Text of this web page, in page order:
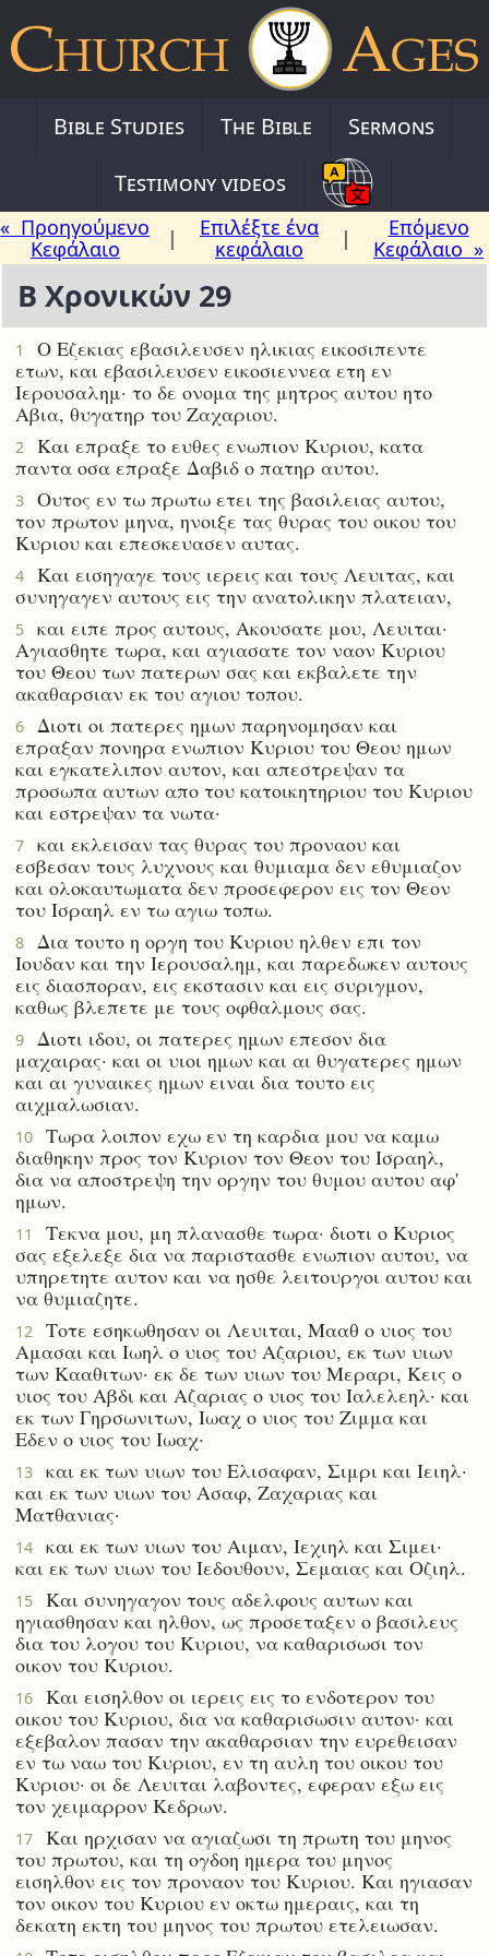
Bible Studies The Bible
Sermons
Testimony videos
« Προηγούμενο
Κεφάλαιο
|
Επιλέξτε ένα
κεφάλαιο
|
Επόμενο
Κεφάλαιο »
Β Χρονικών 29
1
Ο Εζεκιας εβασιλευσεν ηλικιας εικοσιπεντε
ετων, και εβασιλευσεν εικοσιεννεα ετη εν
Ιερουσαλημ· το δε ονομα της μητρος αυτου ητο
Αβια, θυγατηρ του Ζαχαριου.
2
Και επραξε το ευθες ενωπιον Κυριου, κατα
παντα οσα επραξε Δαβιδ ο πατηρ αυτου.
3
Ουτος εν τω πρωτω ετει της βασιλειας αυτου,
τον πρωτον μηνα, ηνοιξε τας θυρας του οικου του
Κυριου και επεσκευασεν αυτας.
4
Και εισηγαγε τους ιερεις και τους Λευιτας, και
συνηγαγεν αυτους εις την ανατολικην πλατειαν,
5
και ειπε προς αυτους, Ακουσατε μου, Λευιται·
Αγιασθητε τωρα, και αγιασατε τον ναον Κυριου
του Θεου των πατερων σας και εκβαλετε την
ακαθαρσιαν εκ του αγιου τοπου.
6
Διοτι οι πατερες ημων παρηνομησαν και
επραξαν πονηρα ενωπιον Κυριου του Θεου ημων
και εγκατελιπον αυτον, και απεστρεψαν τα
προσωπα αυτων απο του κατοικητηριου του Κυριου
και εστρεψαν τα νωτα·
7
και εκλεισαν τας θυρας του προναου και
εσβεσαν τους λυχνους και θυμιαμα δεν εθυμιαζον
και ολοκαυτωματα δεν προσεφερον εις τον Θεον
του Ισραηλ εν τω αγιω τοπω.
8
Δια τουτο η οργη του Κυριου ηλθεν επι τον
Ιουδαν και την Ιερουσαλημ, και παρεδωκεν αυτους
εις διασποραν, εις εκστασιν και εις συριγμον,
καθως βλεπετε με τους οφθαλμους σας.
9
Διοτι ιδου, οι πατερες ημων επεσον δια
μαχαιρας· και οι υιοι ημων και αι θυγατερες ημων
και αι γυναικες ημων ειναι δια τουτο εις
αιχμαλωσιαν.
10
Τωρα λοιπον εχω εν τη καρδια μου να καμω
διαθηκην προς τον Κυριον τον Θεον του Ισραηλ,
δια να αποστρεψη την οργην του θυμου αυτου αφ'
ημων.
11
Τεκνα μου, μη πλανασθε τωρα· διοτι ο Κυριος
σας εξελεξε δια να παριστασθε ενωπιον αυτου, να
υπηρετητε αυτον και να ησθε λειτουργοι αυτου και
να θυμιαζητε.
12
Τοτε εσηκωθησαν οι Λευιται, Μααθ ο υιος του
Αμασαι και Ιωηλ ο υιος του Αζαριου, εκ των υιων
των Κααθιτων· εκ δε των υιων του Μεραρι, Κεις ο
υιος του Αβδι και Αζαριας ο υιος του Ιαλελεηλ· και
εκ των Γηρσωνιτων, Ιωαχ ο υιος του Ζιμμα και
Εδεν ο υιος του Ιωαχ·
13
και εκ των υιων του Ελισαφαν, Σιμρι και Ιειηλ·
και εκ των υιων του Ασαφ, Ζαχαριας και
Ματθανιας·
14
και εκ των υιων του Αιμαν, Ιεχιηλ και Σιμει·
και εκ των υιων του Ιεδουθουν, Σεμαιας και Οζιηλ.
15
Και συνηγαγον τους αδελφους αυτων και
ηγιασθησαν και ηλθον, ως προσεταξεν ο βασιλευς
δια του λογου του Κυριου, να καθαρισωσι τον
οικον του Κυριου.
16
Και εισηλθον οι ιερεις εις το ενδοτερον του
οικου του Κυριου, δια να καθαρισωσιν αυτον· και
εξεβαλον πασαν την ακαθαρσιαν την ευρεθεισαν
εν τω ναω του Κυριου, εν τη αυλη του οικου του
Κυριου· οι δε Λευιται λαβοντες, εφεραν εξω εις
τον χειμαρρον Κεδρων.
17
Και ηρχισαν να αγιαζωσι τη πρωτη του μηνος
του πρωτου, και τη ογδοη ημερα του μηνος
εισηλθον εις τον προναον του Κυριου. Και ηγιασαν
τον οικον του Κυριου εν οκτω ημεραις, και τη
δεκατη εκτη του μηνος του πρωτου ετελειωσαν.